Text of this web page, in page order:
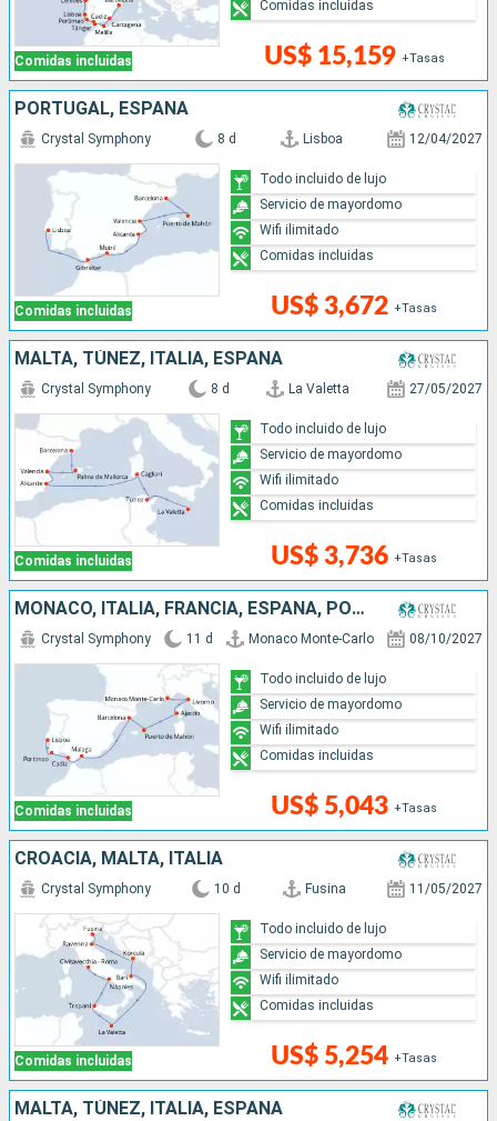
Comidas incluidas US$ 15,159 +Tasas
Comidas incluidas
PORTUGAL, ESPAÑA
Comidas incluidas
Crystal Symphony 8 d Lisboa 12/04/2027
US$ 3,672 +Tasas
Todo incluido de lujo
Servicio de mayordomo
Wifi ilimitado
Comidas incluidas
MALTA, TÚNEZ, ITALIA, ESPAÑA
Comidas incluidas
Crystal Symphony 8 d La Valetta 27/05/2027
US$ 3,736 +Tasas
Todo incluido de lujo
Servicio de mayordomo
Wifi ilimitado
Comidas incluidas
MONACO, ITALIA, FRANCIA, ESPAÑA, PORTUGAL
Comidas incluidas
Crystal Symphony 11 d Monaco Monte-Carlo 08/10/2027
US$ 5,043 +Tasas
Todo incluido de lujo
Servicio de mayordomo
Wifi ilimitado
Comidas incluidas
CROACIA, MALTA, ITALIA
Comidas incluidas
Crystal Symphony 10 d Fusina 11/05/2027
US$ 5,254 +Tasas
Todo incluido de lujo
Servicio de mayordomo
Wifi ilimitado
Comidas incluidas
MALTA, TÚNEZ, ITALIA, ESPAÑA